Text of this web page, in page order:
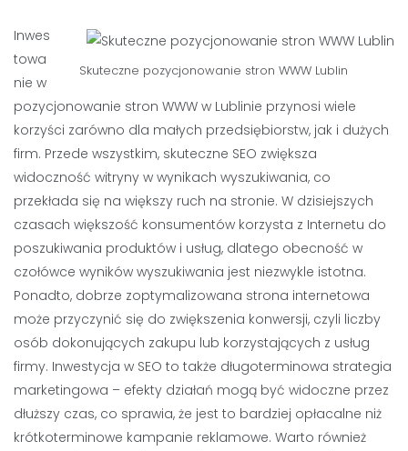
Skuteczne pozycjonowanie stron WWW Lublin
Inwes
towa
nie w
pozycjonowanie stron WWW w Lublinie przynosi wiele
korzyści zarówno dla małych przedsiębiorstw, jak i dużych
firm. Przede wszystkim, skuteczne SEO zwiększa
widoczność witryny w wynikach wyszukiwania, co
przekłada się na większy ruch na stronie. W dzisiejszych
czasach większość konsumentów korzysta z Internetu do
poszukiwania produktów i usług, dlatego obecność w
czołówce wyników wyszukiwania jest niezwykle istotna.
Ponadto, dobrze zoptymalizowana strona internetowa
może przyczynić się do zwiększenia konwersji, czyli liczby
osób dokonujących zakupu lub korzystających z usług
firmy. Inwestycja w SEO to także długoterminowa strategia
marketingowa – efekty działań mogą być widoczne przez
dłuższy czas, co sprawia, że jest to bardziej opłacalne niż
krótkoterminowe kampanie reklamowe. Warto również